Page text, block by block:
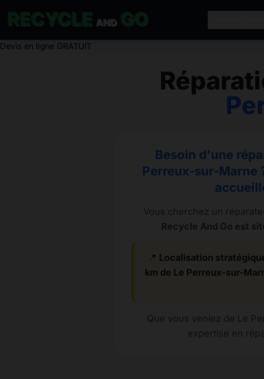
AND
Besoin d'une
Perreux-sur-Marne
Vous cherchez un
Recycle And Go est
📍 Localisation
km de Le Perreux-sur-
Que vous veniez de Le
expertise en